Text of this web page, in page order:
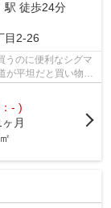
駅 徒歩24分
目2-26
うのに便利なシグマ
が平坦だと買い物も
- )
ヶ月